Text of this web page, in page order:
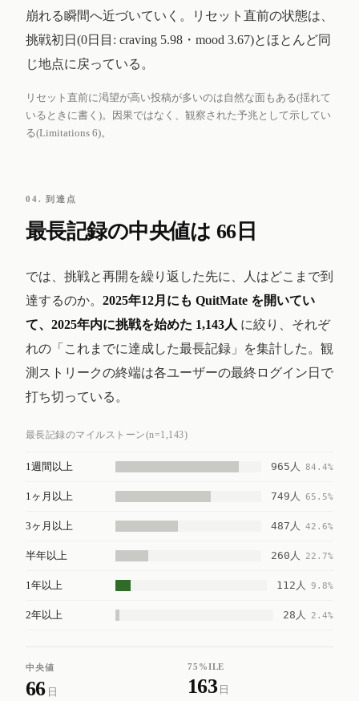
崩れる瞬間へ近づいていく。リセット直前の状態は、
挑戦初日(0日目: craving 5.98・mood 3.67)とほとんど同
じ地点に戻っている。
リセット直前に渇望が高い投稿が多いのは自然な面もある(揺れて
いるときに書く)。因果ではなく、観察された予兆として示してい
る(Limitations 6)。
04. 到達点
最長記録の中央値は 66日
では、挑戦と再開を繰り返した先に、人はどこまで到
達するのか。 2025年12月にも QuitMate を開いてい
て、2025年内に挑戦を始めた 1,143人 に絞り、それぞ
れの「これまでに達成した最長記録」を集計した。観
測ストリークの終端は各ユーザーの最終ログイン日で
打ち切っている。
最長記録のマイルストーン(n=1,143)
1週間以上 965人 84.4%
1ヶ月以上 749人 65.5%
3ヶ月以上 487人 42.6%
半年以上 260人 22.7%
1年以上 112人 9.8%
2年以上 28人 2.4%
中央値
66 日
75%ILE
163 日